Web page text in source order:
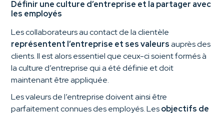
Définir une culture d’entreprise et la partager avec
les employés
Les collaborateurs au contact de la clientèle
représentent l’entreprise et ses valeursauprès des
clients. Il est alors essentiel que ceux-ci soient formés à
la culture d’entreprise qui a été définie et doit
maintenant être appliquée.
Les valeurs de l’entreprise doivent ainsi être
parfaitement connues des employés. Lesobjectifs de